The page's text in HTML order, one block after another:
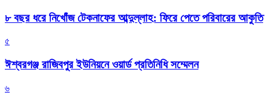
৮ বছর ধরে নিখোঁজ টেকনাফের আব্দুল্লাহ: ফিরে পেতে পরিবারের আকুতি
৫
ঈশ্বরগঞ্জ রাজিবপুর ইউনিয়নে ওয়ার্ড প্রতিনিধি সম্মেলন
৬